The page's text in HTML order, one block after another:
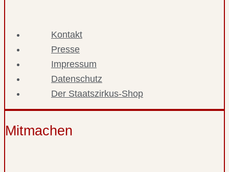
Kontakt
Presse
Impressum
Datenschutz
Der Staatszirkus-Shop
Mitmachen